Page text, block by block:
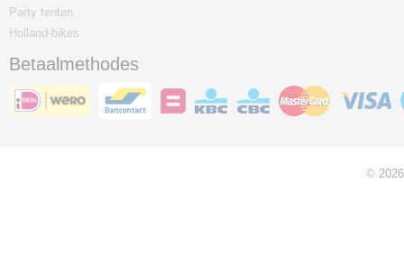
Party tenten
Holland-bikes
Betaalmethodes
©